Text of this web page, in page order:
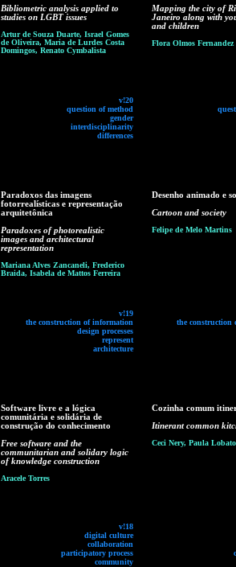
Bibliometric analysis applied to
studies on LGBT issues
Artur de Souza Duarte, Israel Gomes
de Oliveira, Maria de Lurdes Costa
Domingos, Renato Cymbalista
v!20
question of method
gender
interdisciplinarity
differences
Mapping the city of
Janeiro along with
and children
Flora Olmos Fernandez
Paradoxos das imagens
fotorrealísticas e representação
arquitetônica
Paradoxes of photorealistic
images and architectural
representation
Mariana Alves Zancaneli, Frederico
Braida, Isabela de Mattos Ferreira
v!19
the construction of information
design processes
represent
architecture
Desenho animado e
Cartoon and society
Felipe de Melo Martins
the construction
Software livre e a lógica
comunitária e solidária de
construção do conhecimento
Free software and the
communitarian and solidary logic
of knowledge construction
Aracele Torres
v!18
digital culture
collaboration
participatory process
community
Cozinha comum
Itinerant common
Ceci Nery, Paula Lobato